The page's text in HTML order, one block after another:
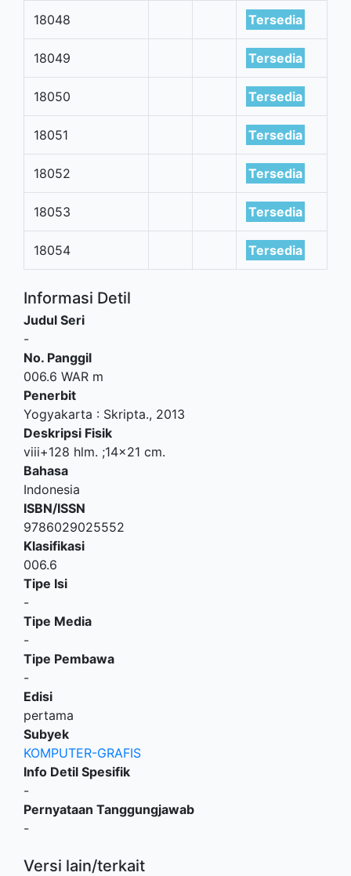
18048 Tersedia
18049 Tersedia
18050 Tersedia
18051 Tersedia
18052 Tersedia
18053 Tersedia
18054 Tersedia
Informasi Detil
Judul Seri
-
No. Panggil
006.6 WAR m
Penerbit
Yogyakarta : Skripta., 2013
Deskripsi Fisik
viii+128 hlm. ;14x21 cm.
Bahasa
Indonesia
ISBN/ISSN
9786029025552
Klasifikasi
006.6
Tipe Isi
-
Tipe Media
-
Tipe Pembawa
-
Edisi
pertama
Subyek
KOMPUTER-GRAFIS
Info Detil Spesifik
-
Pernyataan Tanggungjawab
-
Versi lain/terkait